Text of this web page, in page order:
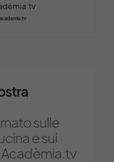
sulle
e sui